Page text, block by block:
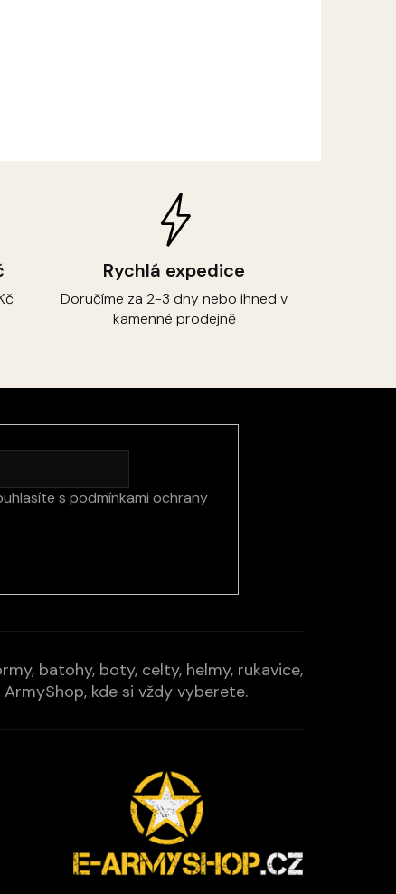
Rychlá expedice
Doručíme za 2-3 dny nebo ihned v
kamenné prodejně
s podmínkami ochrany
batohy, boty, celty, helmy, rukavice,
kde si vždy vyberete.